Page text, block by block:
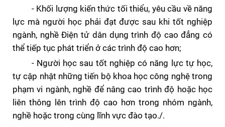
- Khối lượng kiến thức tối thiểu, yêu cầu về năng
lực mà người học phải đạt được sau khi tốt nghiệp
ngành, nghềĐiện tử dân dụng trình độ cao đẳng có
thể tiếp tục phát triển ở các trình độ cao hơn;
- Người học sau tốt nghiệp có năng lực tự học,
tự cập nhật những tiến bộ khoa học công nghệ trong
phạm vi ngành, nghề để nâng cao trình độ hoặc học
liên thông lên trình độ cao hơn trong nhóm ngành,
nghề hoặc trong cùng lĩnh vực đào tạo./.